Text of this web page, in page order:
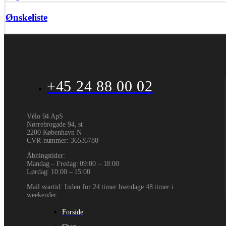
Ønskeliste
+45 24 88 00 02
Vélo 94 ApS
Nørrebrogade 94, st
2200 København N
CVR-nummer: 36536780
Åbningstider:
Mandag – Fredag: 09:00 – 18:00
Lørdag: 10:00 – 15:00
Mail svartid: Inden for 24 timer hverdage 48 timer i
weekender.
Forside